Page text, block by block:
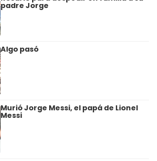
padre Jorge
Algo pasó
Murió Jorge Messi, el papá de Lionel
Messi